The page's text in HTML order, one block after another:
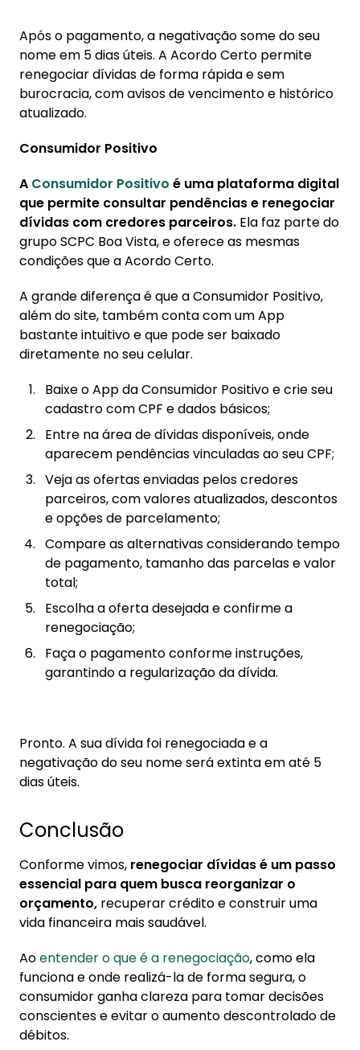
Após o pagamento, a negativação some do seu
nome em 5 dias úteis. A Acordo Certo permite
renegociar dívidas de forma rápida e sem
burocracia, com avisos de vencimento e histórico
atualizado.
Consumidor Positivo
A Consumidor Positivo é uma plataforma digital
que permite consultar pendências e renegociar
dívidas com credores parceiros. Ela faz parte do
grupo SCPC Boa Vista, e oferece as mesmas
condições que a Acordo Certo.
A grande diferença é que a Consumidor Positivo,
além do site, também conta com um App
bastante intuitivo e que pode ser baixado
diretamente no seu celular.
Baixe o App da Consumidor Positivo e crie seu
cadastro com CPF e dados básicos;
Entre na área de dívidas disponíveis, onde
aparecem pendências vinculadas ao seu CPF;
Veja as ofertas enviadas pelos credores
parceiros, com valores atualizados, descontos
e opções de parcelamento;
Compare as alternativas considerando tempo
de pagamento, tamanho das parcelas e valor
total;
Escolha a oferta desejada e confirme a
renegociação;
Faça o pagamento conforme instruções,
garantindo a regularização da dívida.
Pronto. A sua dívida foi renegociada e a
negativação do seu nome será extinta em até 5
dias úteis.
Conclusão
Conforme vimos, renegociar dívidas é um passo
essencial para quem busca reorganizar o
orçamento, recuperar crédito e construir uma
vida financeira mais saudável.
Aoentender o que é a renegociação, como ela
funciona e onde realizá-la de forma segura, o
consumidor ganha clareza para tomar decisões
conscientes e evitar o aumento descontrolado de
débitos.